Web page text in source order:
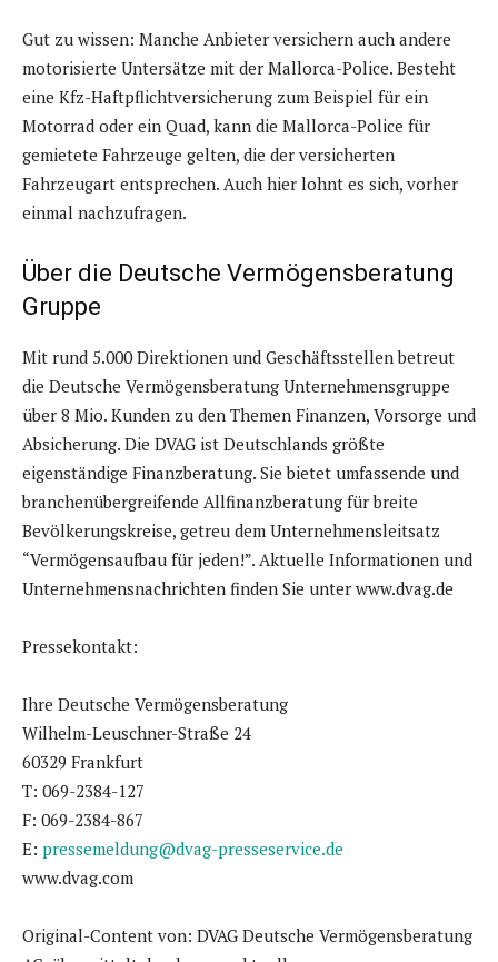
Gut zu wissen: Manche Anbieter versichern auch andere
motorisierte Untersätze mit der Mallorca-Police. Besteht
eine Kfz-Haftpflichtversicherung zum Beispiel für ein
Motorrad oder ein Quad, kann die Mallorca-Police für
gemietete Fahrzeuge gelten, die der versicherten
Fahrzeugart entsprechen. Auch hier lohnt es sich, vorher
einmal nachzufragen.
Über die Deutsche Vermögensberatung
Gruppe
Mit rund 5.000 Direktionen und Geschäftsstellen betreut
die Deutsche Vermögensberatung Unternehmensgruppe
über 8 Mio. Kunden zu den Themen Finanzen, Vorsorge und
Absicherung. Die DVAG ist Deutschlands größte
eigenständige Finanzberatung. Sie bietet umfassende und
branchenübergreifende Allfinanzberatung für breite
Bevölkerungskreise, getreu dem Unternehmensleitsatz
“Vermögensaufbau für jeden!”. Aktuelle Informationen und
Unternehmensnachrichten finden Sie unter www.dvag.de
Pressekontakt:
Ihre Deutsche Vermögensberatung
Wilhelm-Leuschner-Straße 24
60329 Frankfurt
T: 069-2384-127
F: 069-2384-867
E: pressemeldung@dvag-presseservice.de
www.dvag.com
Original-Content von: DVAG Deutsche Vermögensberatung